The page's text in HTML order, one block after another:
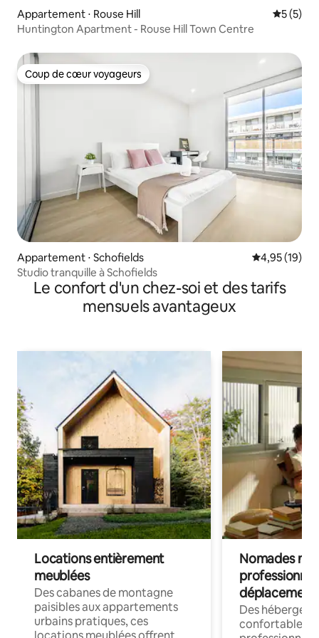
Appartement ⋅ Rouse Hill
5 (5)
Huntington Apartment - Rouse Hill Town Centre
Coup de cœur voyageurs
Coup de cœur voyageurs
Appartement ⋅ Schofields Évaluation
4,95 (19)
Studio tranquille à Schofields
Le confort d'un chez-soi et des tarifs
mensuels avantageux
Locations entièrement
meublées
Des cabanes de montagne
paisibles aux appartements
urbains pratiques, ces
Nomades
déplacement
Des
confortables